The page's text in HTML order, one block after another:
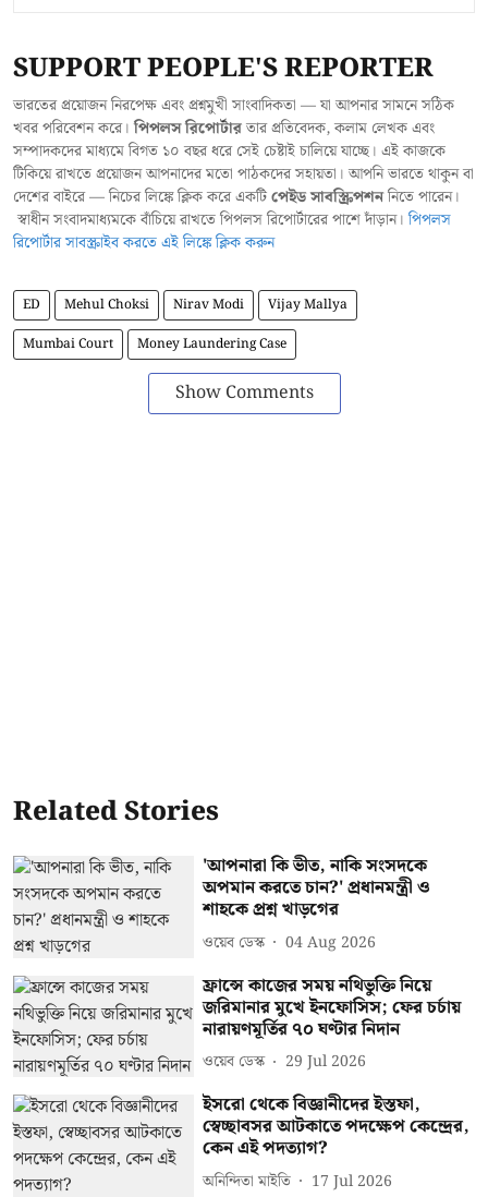
SUPPORT PEOPLE'S REPORTER
ভারতের প্রয়োজন নিরপেক্ষ এবং প্রশ্নমুখী সাংবাদিকতা — যা আপনার সামনে সঠিক
খবর পরিবেশন করে।পিপলস রিপোর্টারতার প্রতিবেদক, কলাম লেখক এবং
সম্পাদকদের মাধ্যমে বিগত ১০ বছর ধরে সেই চেষ্টাই চালিয়ে যাচ্ছে। এই কাজকে
টিকিয়ে রাখতে প্রয়োজন আপনাদের মতো পাঠকদের সহায়তা। আপনি ভারতে থাকুন বা
দেশের বাইরে — নিচের লিঙ্কে ক্লিক করে একটিপেইড সাবস্ক্রিপশননিতে পারেন।
স্বাধীন সংবাদমাধ্যমকে বাঁচিয়ে রাখতে পিপলস রিপোর্টারের পাশে দাঁড়ান।পিপলস
রিপোর্টার সাবস্ক্রাইব করতে এই লিঙ্কে ক্লিক করুন
ED Mehul Choksi Nirav Modi
Vijay Mallya
Mumbai Court
Money Laundering Case
Show Comments
Related Stories
'আপনারা কি ভীত, নাকি সংসদকে
অপমান করতে চান?' প্রধানমন্ত্রী ও
শাহকে প্রশ্ন খাড়গের
ওয়েব ডেস্ক 04 Aug 2026
ফ্রান্সে কাজের সময় নথিভুক্তি নিয়ে
জরিমানার মুখে ইনফোসিস; ফের চর্চায়
নারায়ণমূর্তির ৭০ ঘণ্টার নিদান
ওয়েব ডেস্ক 29 Jul 2026
ইসরো থেকে বিজ্ঞানীদের ইস্তফা,
স্বেচ্ছাবসর আটকাতে পদক্ষেপ কেন্দ্রের,
কেন এই পদত্যাগ?
অনিন্দিতা মাইতি 17 Jul 2026